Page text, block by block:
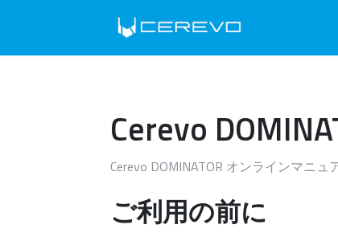
Cerevo
Cerevo DOMINATOR オンラインマニュ
ご利用の前に